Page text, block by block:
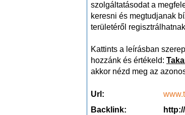
szolgáltatásodat a
keresni és megtudjanak
területéről
Kattints a leírásban
hozzánk és értékeld:
akkor nézd meg az
Url:
Backlink: